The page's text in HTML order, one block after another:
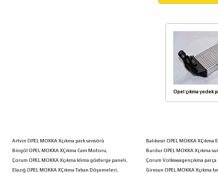
Opel çıkma yedek
Artvin OPEL MOKKA Xçıkma park sensörü
Balıkesir OPEL MOKKA
Bingöl OPEL MOKKA XÇıkma Cam Motoru,
Burdur OPEL MOKKA Xçıkma
Çorum OPEL MOKKA Xçıkma klima gösterge paneli,
Çorum Volkswagençıkma parça
Elazığ OPEL MOKKA XÇıkma Taban Döşemeleri,
Giresun OPEL MOKKA Xçıkma